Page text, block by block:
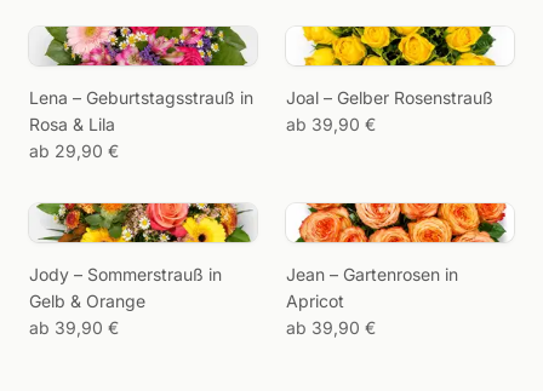
Lena – Geburtstagsstrauß in
Rosa & Lila
ab 29,90 €
Joal – Gelber Rosenstrauß
ab 39,90 €
Jody – Sommerstrauß in
Gelb & Orange
ab 39,90 €
Jean – Gartenrosen in
Apricot
ab 39,90 €